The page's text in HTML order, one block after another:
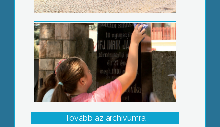
Tovább az archívumra